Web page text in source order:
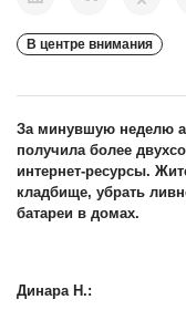
В центре внимания
За минувшую неделю
получила более
интернет-ресурсы.
кладбище, убрать
батареи в домах.
Динара Н.: